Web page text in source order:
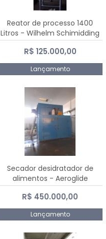
Reator de processo 1400
Litros - Wilhelm Schimidding
R$ 125.000,00
Lançamento
Secador desidratador de
alimentos - Aeroglide
R$ 450.000,00
Lançamento